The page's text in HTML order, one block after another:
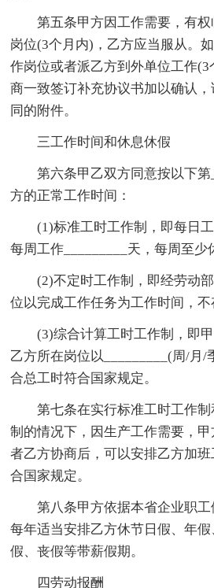
第五条甲方因工作需要，有
岗位(3个月内)，乙方应当服从。
作岗位或者派乙方到外单位工作
商一致签订补充协议书加以确认
同的附件。
三工作时间和休息休假
第六条甲乙双方同意按以下
方的正常工作时间：
(1)标准工时工作制，即每日工
每周工作_________天，每周至少
(2)不定时工作制，即经劳动
位以完成工作任务为工作时间，不
(3)综合计算工时工作制，即
乙方所在岗位以_________(周/月/
合总工时符合国家规定。
第七条在实行标准工时工作
制的情况下，因生产工作需要，
者乙方协商后，可以安排乙方加
合国家规定。
第八条甲方依据本省企业职工
每年适当安排乙方休节日假、年
假、丧假等带薪假期。
四劳动报酬